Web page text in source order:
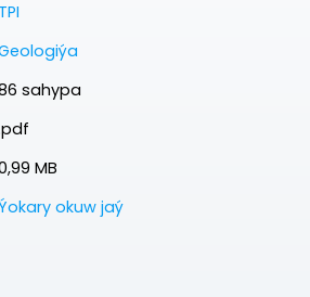
TPI
sahypa
MB
okuw jaý